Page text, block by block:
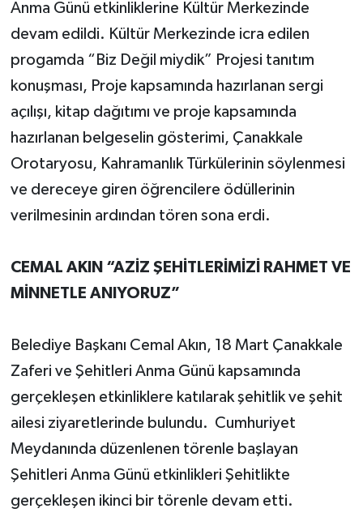
Anma Günü etkinliklerine Kültür Merkezinde
devam edildi. Kültür Merkezinde icra edilen
progamda “Biz Değil miydik” Projesi tanıtım
konuşması, Proje kapsamında hazırlanan sergi
açılışı, kitap dağıtımı ve proje kapsamında
hazırlanan belgeselin gösterimi, Çanakkale
Orotaryosu, Kahramanlık Türkülerinin söylenmesi
ve dereceye giren öğrencilere ödüllerinin
verilmesinin ardından tören sona erdi.
CEMAL AKIN “AZİZ ŞEHİTLERİMİZİ RAHMET VE
MİNNETLE ANIYORUZ”
Belediye Başkanı Cemal Akın, 18 Mart Çanakkale
Zaferi ve Şehitleri Anma Günü kapsamında
gerçekleşen etkinliklere katılarak şehitlik ve şehit
ailesi ziyaretlerinde bulundu. Cumhuriyet
Meydanında düzenlenen törenle başlayan
Şehitleri Anma Günü etkinlikleri Şehitlikte
gerçekleşen ikinci bir törenle devam etti.